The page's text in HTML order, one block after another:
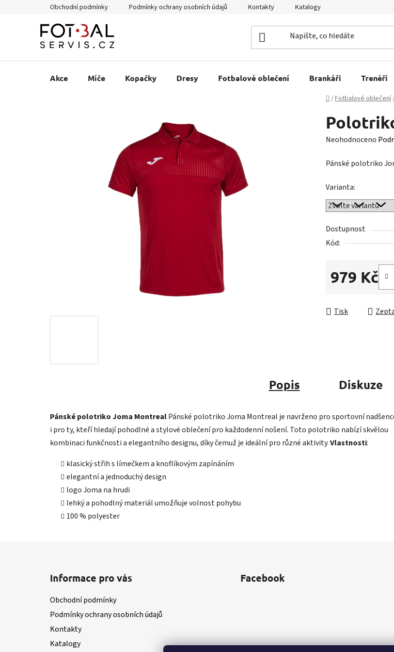
Obchodní podmínky Podmínky ochrany osobních údajů Kontakty Katalogy
Akce Míče Kopačky Dresy Fotbalové oblečení Brankáři Trenéři
Domů
/Fotbalové oblečení
Průměrné
produktu
0,0
z
hvězdiček.
Neohodnoceno
Pánské polotriko
Varianta:
Dostupnost
Kód:
979 Kč
Tisk
Popis Diskuze
Pánské polotriko Joma MontrealPánské polotriko Joma Montreal je navrženo pro sportovní
i pro ty, kteří hledají pohodlné a stylové oblečení pro každodenní nošení. Toto polotriko nabízí skvělou
kombinaci funkčnosti a elegantního designu, díky čemuž je ideální pro různé aktivity.Vlastnosti:
klasický střih s límečkem a knoflíkovým zapínáním
elegantní a jednoduchý design
logo Joma na hrudi
lehký a pohodlný materiál umožňuje volnost pohybu
100 % polyester
Informace pro vás
Obchodní podmínky
Podmínky ochrany osobních údajů
Kontakty
Katalogy
Facebook